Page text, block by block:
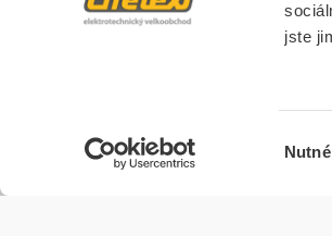
jste
Nutné